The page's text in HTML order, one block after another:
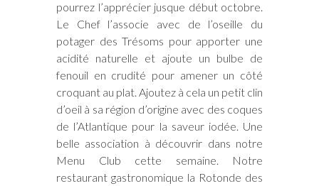
pourrez l’apprécier jusque début octobre.
Le Chef l’associe avec de l’oseille du
potager des Trésoms pour apporter une
acidité naturelle et ajoute un bulbe de
fenouil en crudité pour amener un côté
croquant au plat. Ajoutez à cela un petit clin
d’oeil à sa région d’origine avec des coques
de l’Atlantique pour la saveur iodée. Une
belle association à découvrir dans notre
Menu Club cette semaine. Notre
restaurant gastronomique la Rotonde des